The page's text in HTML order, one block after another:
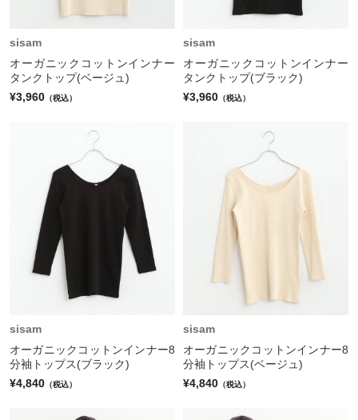
sisam
オーガニックコットンインナー
タンクトップ(ベージュ)
¥3,960 （税込）
sisam
オーガニックコットンインナー
タンクトップ(ブラック)
¥3,960 （税込）
sisam
オーガニックコットンインナー8
分袖トップス(ブラック)
¥4,840 （税込）
sisam
オーガニックコットンインナー8
分袖トップス(ベージュ)
¥4,840 （税込）